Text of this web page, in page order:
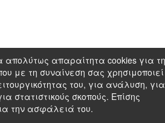
απολύτως απαραίτητα cookies για
με τη συναίνεση σας
του, για ανάλυση, για
στατιστικούς σκοπούς. Επίσης
την ασφάλειά του.